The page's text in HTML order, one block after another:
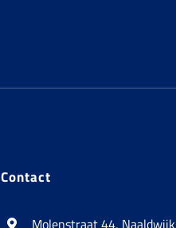
Contact
Molenstraat 44, Naaldwijk